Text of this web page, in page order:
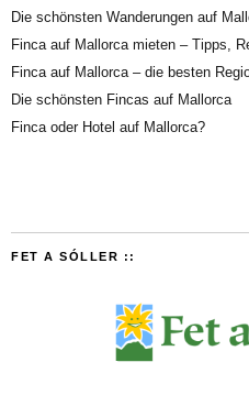
Die schönsten Wanderungen auf
Finca auf Mallorca mieten – Tipps,
Finca auf Mallorca – die besten
Die schönsten Fincas auf Mallorca
Finca oder Hotel auf Mallorca?
FET A SÓLLER ::